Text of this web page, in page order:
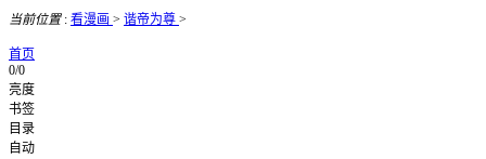
当前位置: 看漫画 > 谐帝为尊 >
首页
0/0
亮度
书签
目录
自动